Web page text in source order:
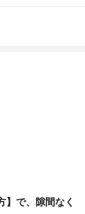
】で、隙間なく